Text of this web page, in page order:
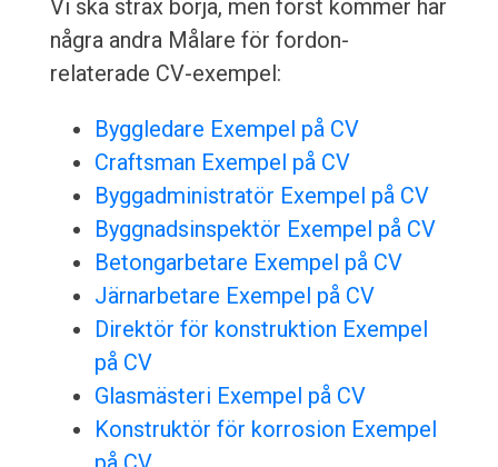
Vi ska strax börja, men först kommer här
några andra Målare för fordon-
relaterade CV-exempel:
Byggledare Exempel på CV
Craftsman Exempel på CV
Byggadministratör Exempel på CV
Byggnadsinspektör Exempel på CV
Betongarbetare Exempel på CV
Järnarbetare Exempel på CV
Direktör för konstruktion Exempel
på CV
Glasmästeri Exempel på CV
Konstruktör för korrosion Exempel